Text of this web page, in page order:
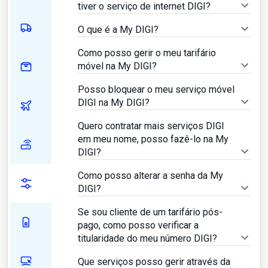
tiver o serviço de internet DIGI?
O que é a My DIGI?
Como posso gerir o meu tarifário
móvel na My DIGI?
Posso bloquear o meu serviço móvel
DIGI na My DIGI?
Quero contratar mais serviços DIGI
em meu nome, posso fazê-lo na My
DIGI?
Como posso alterar a senha da My
DIGI?
Se sou cliente de um tarifário pós-
pago, como posso verificar a
titularidade do meu número DIGI?
Que serviços posso gerir através da